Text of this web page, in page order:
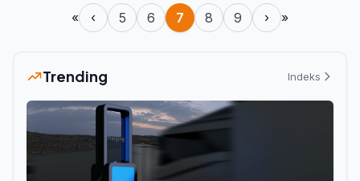
« ‹ 5 6 7 8 9 › »
Trending Indeks